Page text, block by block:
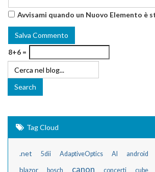
Avvisami quando un Nuovo Elemento è
8+6 =
Tag Cloud
.net 5dii AdaptiveOptics AI android
blazor bosch canon concerti cube